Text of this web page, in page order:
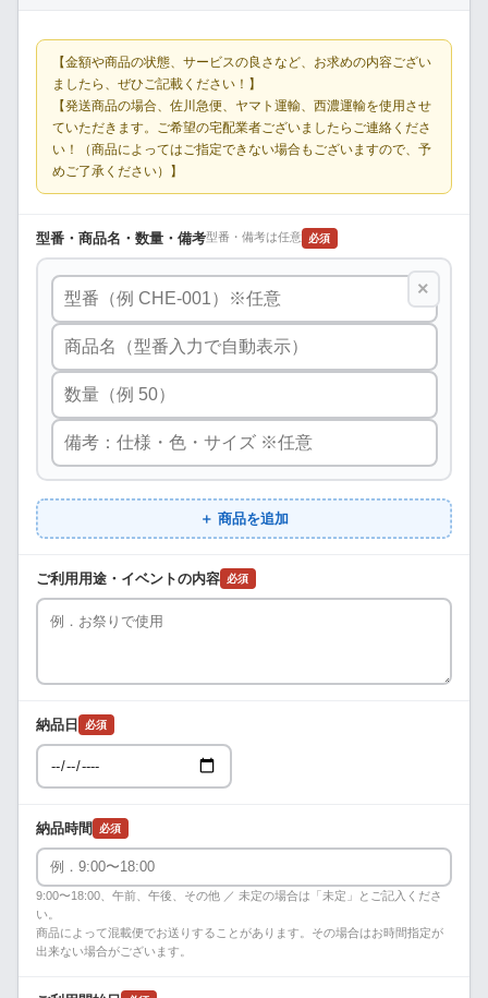
【金額や商品の状態、サービスの良さなど、お求めの内容ござい
ましたら、ぜひご記載ください！】
【発送商品の場合、佐川急便、ヤマト運輸、西濃運輸を使用させ
ていただきます。ご希望の宅配業者ございましたらご連絡くださ
い！（商品によってはご指定できない場合もございますので、予
めご了承ください）】
型番・商品名・数量・備考型番・備考は任意 必須
×
＋ 商品を追加
ご利用用途・イベントの内容 必須
納品日 必須
納品時間 必須
9:00〜18:00、午前、午後、その他 ／ 未定の場合は「未定」とご記入くださ
い。
商品によって混載便でお送りすることがあります。その場合はお時間指定が
出来ない場合がございます。